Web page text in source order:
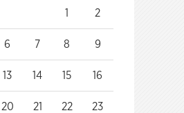
1 2
6 7 8 9
13 14 15 16
20 21 22 23